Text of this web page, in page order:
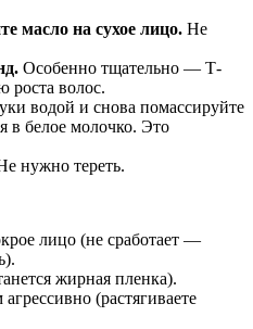
масло на сухое лицо. Не
Особенно тщательно — Т-
роста волос.
водой и снова помассируйте
в белое молочко. Это
нужно тереть.
лицо (не сработает —
жирная пленка).
(растягиваете